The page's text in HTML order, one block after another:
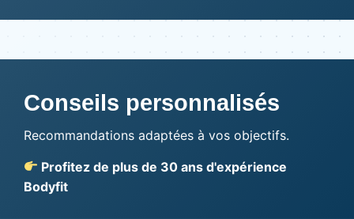
Conseils personnalisés
Recommandations adaptées à vos objectifs.
Profitez de plus de 30 ans d'expérience
Bodyfit